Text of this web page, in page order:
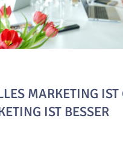
MARKETING IST
IST BESSER